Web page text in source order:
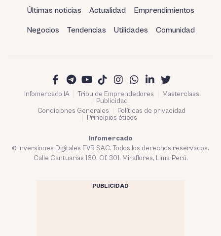
Últimas noticias Actualidad Emprendimientos
Negocios Tendencias Utilidades Comunidad
Infomercado IA Tribu de Emprendedores
Masterclass
Publicidad
Condiciones Generales
Políticas de privacidad
Principios éticos
Infomercado
© Inversiones Digitales FVR SAC. Todos los derechos reservados.
Calle Cantuarias 160. Of. 301. Miraflores, Lima-Perú.
PUBLICIDAD